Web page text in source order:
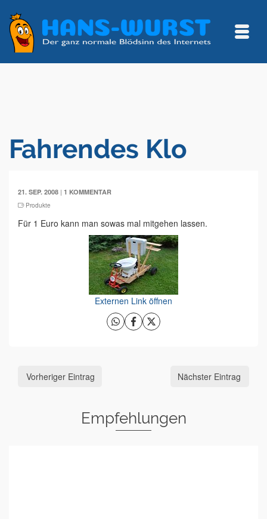
Fahrendes Klo
21. SEP. 2008 | 1 KOMMENTAR
Produkte
Für 1 Euro kann man sowas mal mitgehen lassen.
Externen Link öffnen
Vorheriger Eintrag Nächster Eintrag
Empfehlungen